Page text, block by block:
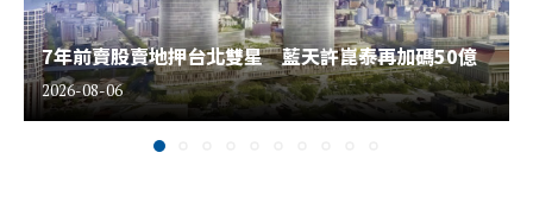
7年前賣股賣地押台北雙星 藍天許崑泰再加碼50億
2026-08-06